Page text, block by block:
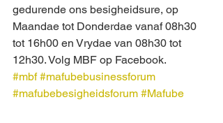
gedurende ons besigheidsure, op
Maandae tot Donderdae vanaf 08h30
tot 16h00 en Vrydae van 08h30 tot
12h30. Volg MBF op Facebook.
#mbf #mafubebusinessforum
#mafubebesigheidsforum #Mafube